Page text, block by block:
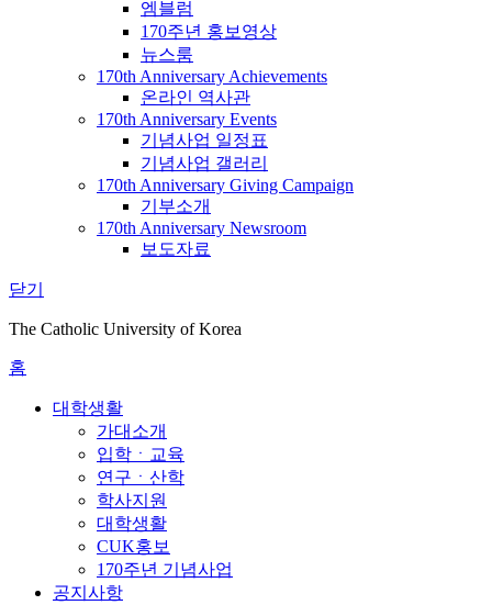
엠블럼
170주년 홍보영상
뉴스룸
170th Anniversary Achievements
온라인 역사관
170th Anniversary Events
기념사업 일정표
기념사업 갤러리
170th Anniversary Giving Campaign
기부소개
170th Anniversary Newsroom
보도자료
닫기
The Catholic University of Korea
홈
대학생활
가대소개
입학ㆍ교육
연구ㆍ산학
학사지원
대학생활
CUK홍보
170주년 기념사업
공지사항